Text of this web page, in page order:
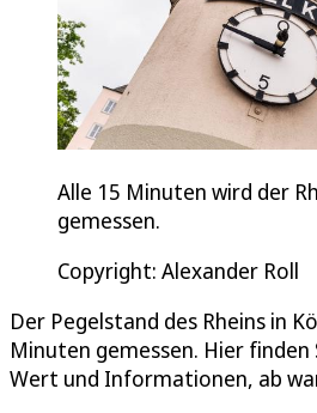
Alle 15 Minuten wird der
gemessen.
Copyright: Alexander Roll
Der Pegelstand des Rheins in
Minuten gemessen. Hier finden
Wert und Informationen, ab